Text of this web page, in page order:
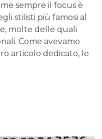
sempre il focus è
stilisti più famosi al
molte delle quali
Come avevamo
articolo dedicato, le